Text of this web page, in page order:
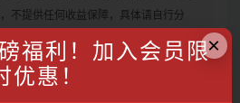
不提供任何收益保障，具体请自行分
否有风险请自行甄别，本站概不负
×
福利！加入会员限
优惠！